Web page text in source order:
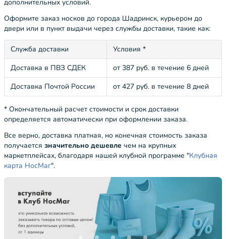
дополнительных условий.
Оформите заказ носков до города Шадринск, курьером до
двери или в пункт выдачи через службы доставки, такие как:
Служба доставки
Условия *
Доставка в ПВЗ СДЕК
от 387 руб. в течение 6 дней
Доставка Почтой России
от 427 руб. в течение 8 дней
* Окончательный расчет стоимости и срок доставки
определяется автоматически при оформлении заказа.
Все верно, доставка платная, но конечная стоимость заказа
получается значительно дешевле чем на крупных
маркетплейсах, благодаря нашей клубной программе "Клубная
карта НосМаг".